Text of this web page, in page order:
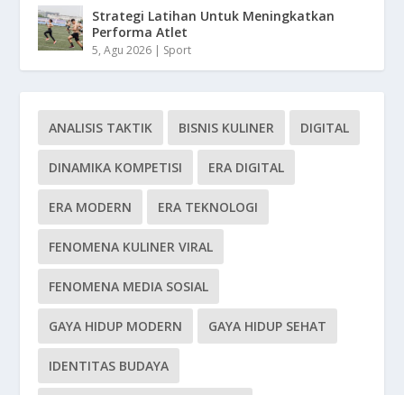
Strategi Latihan Untuk Meningkatkan
Performa Atlet
5, Agu 2026 | Sport
ANALISIS TAKTIK BISNIS KULINER DIGITAL
DINAMIKA KOMPETISI ERA DIGITAL
ERA MODERN ERA TEKNOLOGI
FENOMENA KULINER VIRAL
FENOMENA MEDIA SOSIAL
GAYA HIDUP MODERN GAYA HIDUP SEHAT
IDENTITAS BUDAYA